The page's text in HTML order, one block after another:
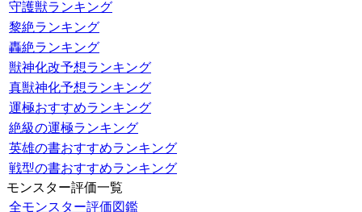
守護獣ランキング
黎絶ランキング
轟絶ランキング
獣神化改予想ランキング
真獣神化予想ランキング
運極おすすめランキング
絶級の運極ランキング
英雄の書おすすめランキング
戦型の書おすすめランキング
モンスター評価一覧
全モンスター評価図鑑